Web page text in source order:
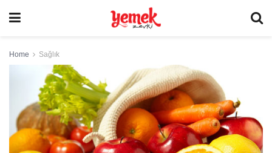
Home Sağlık